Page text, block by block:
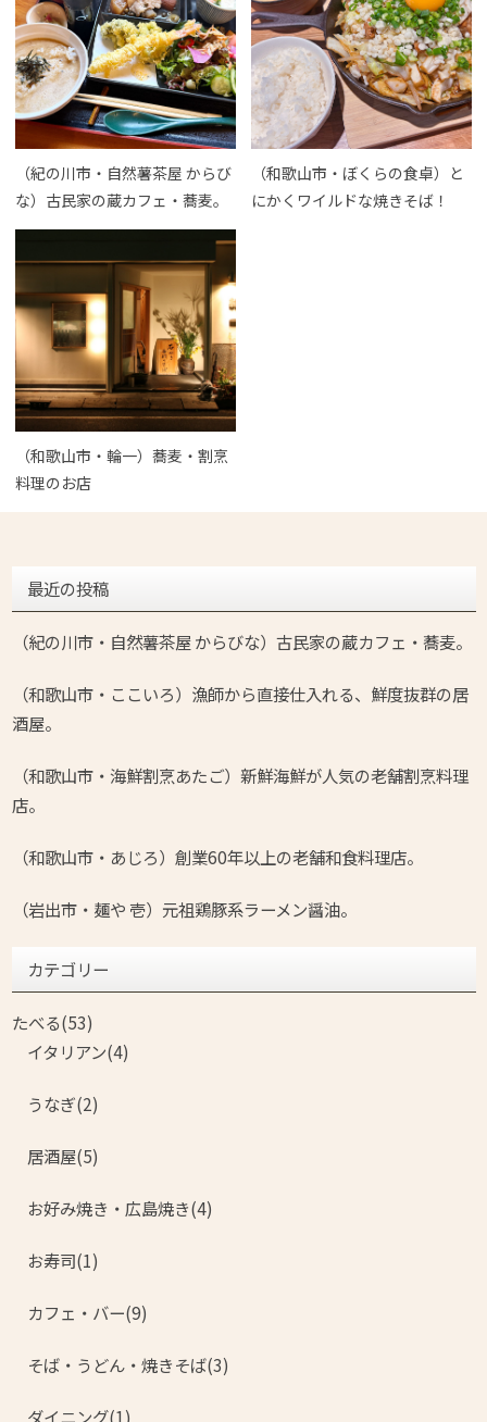
（紀の川市・自然薯茶屋 からび
な）古民家の蔵カフェ・蕎麦。
（和歌山市・ぼくらの食卓）と
にかくワイルドな焼きそば！
（和歌山市・輪一）蕎麦・割烹
料理のお店
最近の投稿
（紀の川市・自然薯茶屋 からびな）古民家の蔵カフェ・蕎麦。
（和歌山市・ここいろ）漁師から直接仕入れる、鮮度抜群の居
酒屋。
（和歌山市・海鮮割烹あたご）新鮮海鮮が人気の老舗割烹料理
店。
（和歌山市・あじろ）創業60年以上の老舗和食料理店。
（岩出市・麺や 壱）元祖鶏豚系ラーメン醤油。
カテゴリー
たべる(53)
イタリアン(4)
うなぎ(2)
居酒屋(5)
お好み焼き・広島焼き(4)
お寿司(1)
カフェ・バー(9)
そば・うどん・焼きそば(3)
ダイニング(1)